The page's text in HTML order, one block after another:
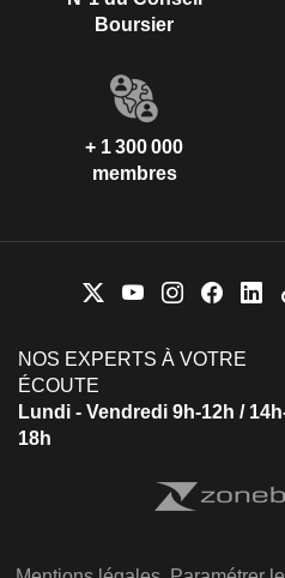
Boursier
+ 1 300 000
membres
NOS EXPERTS À VOTRE
ÉCOUTE
Lundi - Vendredi 9h-12h /
18h